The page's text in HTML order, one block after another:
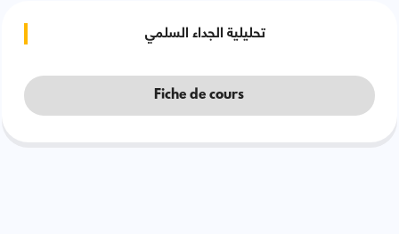
تحليلية الجداء السلمي
Fiche de cours